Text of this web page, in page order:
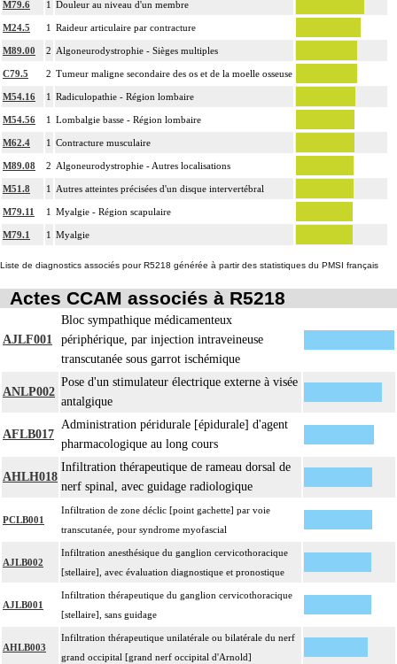
M79.6 1 Douleur au niveau d'un membre
M24.5 1 Raideur articulaire par contracture
M89.00 2 Algoneurodystrophie - Sièges multiples
C79.5 2 Tumeur maligne secondaire des os et de la moelle osseuse
M54.16 1 Radiculopathie - Région lombaire
M54.56 1 Lombalgie basse - Région lombaire
M62.4 1 Contracture musculaire
M89.08 2 Algoneurodystrophie - Autres localisations
M51.8 1 Autres atteintes précisées d'un disque intervertébral
M79.11 1 Myalgie - Région scapulaire
M79.1 1 Myalgie
Liste de diagnostics associés pour R5218 générée à partir des statistiques du PMSI français
Actes CCAM associés à R5218
AJLF001
Bloc sympathique médicamenteux
périphérique, par injection intraveineuse
transcutanée sous garrot ischémique
ANLP002
Pose d'un stimulateur électrique externe à visée
antalgique
AFLB017
Administration péridurale [épidurale] d'agent
pharmacologique au long cours
AHLH018
Infiltration thérapeutique de rameau dorsal de
nerf spinal, avec guidage radiologique
PCLB001
Infiltration de zone déclic [point gachette] par voie
transcutanée, pour syndrome myofascial
AJLB002
Infiltration anesthésique du ganglion cervicothoracique
[stellaire], avec évaluation diagnostique et pronostique
AJLB001
Infiltration thérapeutique du ganglion cervicothoracique
[stellaire], sans guidage
AHLB003
Infiltration thérapeutique unilatérale ou bilatérale du nerf
grand occipital [grand nerf occipital d'Arnold]